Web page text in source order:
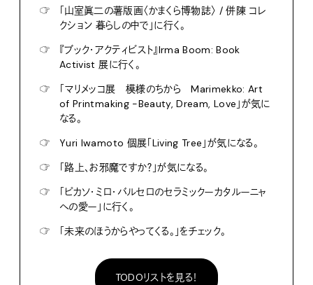
☞
「山室眞二の薯版画〈かまくら博物誌〉 / 併陳 コレ
クション 暮らしの中で」に行く。
☞
『ブック・アクティビスト』Irma Boom: Book
Activist 展に行く。
☞
「マリメッコ展 模様のちから Marimekko: Art
of Printmaking -Beauty, Dream, Love」が気に
なる。
☞
Yuri Iwamoto 個展「Living Tree」が気になる。
☞
「路上、お邪魔ですか？」が気になる。
☞
「ピカソ・ミロ・バルセロのセラミックーカタルーニャ
への愛ー」に行く。
☞
「未来のほうからやってくる。」をチェック。
TODOリストを見る！